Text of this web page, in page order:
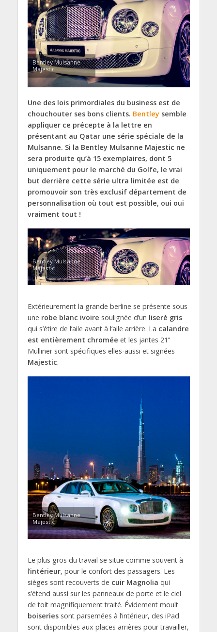
Bentley Mulsanne
Majestic
Une des lois primordiales du business est de
chouchouter ses bons clients. Bentleysemble
appliquer ce précepte à la lettre en
présentant au Qatar une série spéciale de la
Mulsanne. Si la Bentley Mulsanne Majestic ne
sera produite qu’à 15 exemplaires, dont 5
uniquement pour le marché du Golfe, le vrai
but derrière cette série ultra limitée est de
promouvoir son très exclusif département de
personnalisation où tout est possible, oui oui
vraiment tout !
Bentley Mulsanne
Majestic
Extérieurement la grande berline se présente sous
une robe blanc ivoire soulignée d’un liseré gris
qui s’étire de l’aile avant à l’aile arrière. La calandre
est entièrement chromée et les jantes 21’’
Mulliner sont spécifiques elles-aussi et signées
Majestic.
Bentley Mulsanne
Majestic
Le plus gros du travail se situe comme souvent à
l’intérieur, pour le confort des passagers. Les
sièges sont recouverts de cuir Magnolia qui
s’étend aussi sur les panneaux de porte et le ciel
de toit magnifiquement traité. Évidement moult
boiseriessont parsemées à l’intérieur, des iPad
sont disponibles aux places arrières pour travailler,